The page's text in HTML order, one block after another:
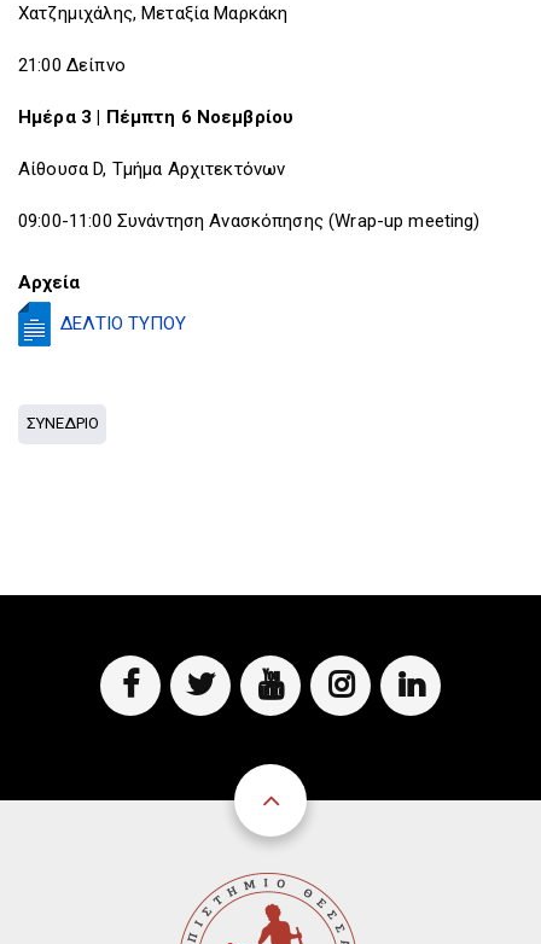
Χατζημιχάλης, Μεταξία Μαρκάκη
21:00 Δείπνο
Ημέρα 3 | Πέμπτη 6 Νοεμβρίου
Αίθουσα D, Τμήμα Αρχιτεκτόνων
09:00-11:00 Συνάντηση Ανασκόπησης (Wrap-up meeting)
Αρχεία
ΔΕΛΤΙΟ ΤΥΠΟΥ
ΣΥΝΕΔΡΙΟ